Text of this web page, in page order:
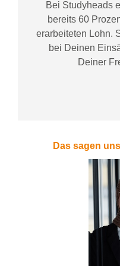
Bei Studyheads
bereits 60
erarbeiteten Lohn.
bei Deinen
Deiner
Das sagen